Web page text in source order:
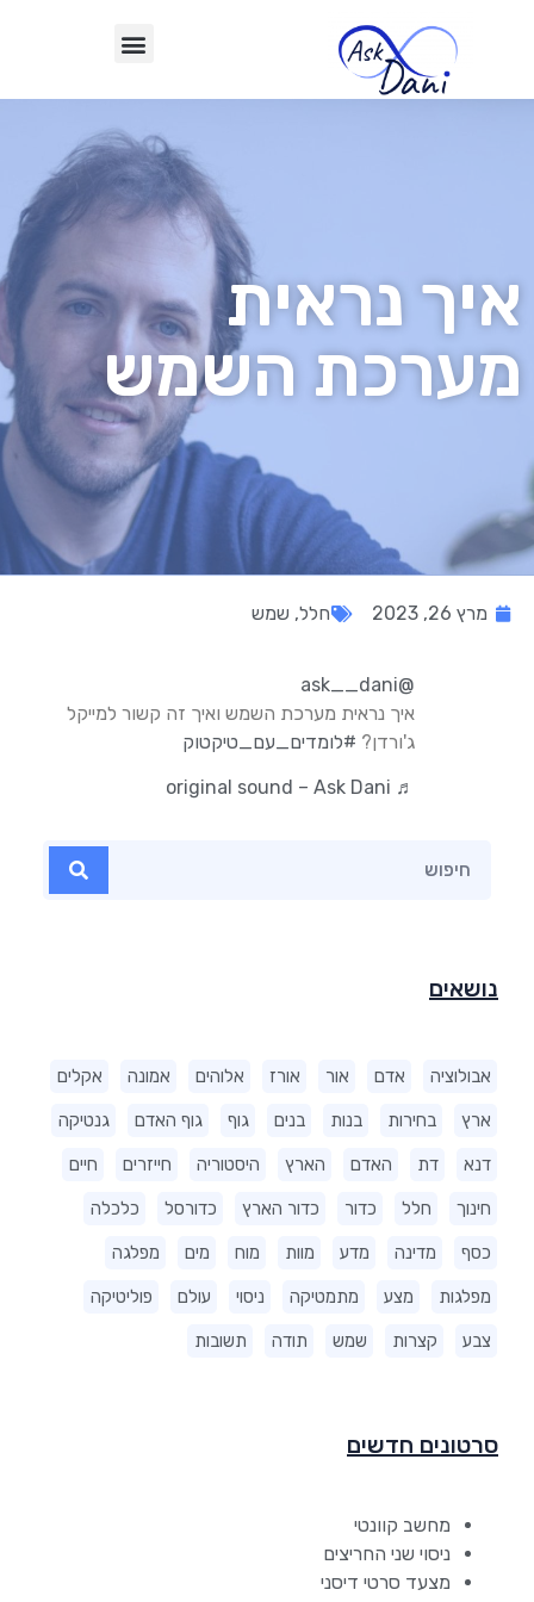
איך נראית
מערכת השמש
נושאים
אבולוציה אדם אור אורז אלוהים אמונה אקלים
ארץ בחירות בנות בנים גוף גוף האדם גנטיקה
דנא דת האדם הארץ היסטוריה חייזרים חיים
חינוך חלל כדור כדור הארץ כדורסל כלכלה
כסף מדינה מדע מוות מוח מים מפלגה
מפלגות מצע מתמטיקה ניסוי עולם פוליטיקה
צבע קצרות שמש תודה תשובות
סרטונים חדשים
מחשב קוונטי
ניסוי שני החריצים
מצעד סרטי דיסני
מרץ 26, 2023 חלל, שמש
@ask__dani
איך נראית מערכת השמש ואיך זה קשור למייקל
ג'ורדן? #לומדים_עם_טיקטוק
♬ original sound – Ask Dani